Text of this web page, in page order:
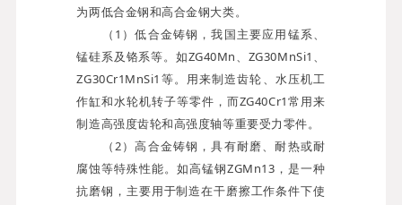
为两低合金钢和高合金钢大类。
（1）低合金铸钢，我国主要应用锰系、
锰硅系及铬系等。如ZG40Mn、ZG30MnSi1、
ZG30Cr1MnSi1等。用来制造齿轮、水压机工
作缸和水轮机转子等零件，而ZG40Cr1常用来
制造高强度齿轮和高强度轴等重要受力零件。
（2）高合金铸钢，具有耐磨、耐热或耐
腐蚀等特殊性能。如高锰钢ZGMn13，是一种
抗磨钢，主要用于制造在干磨擦工作条件下使